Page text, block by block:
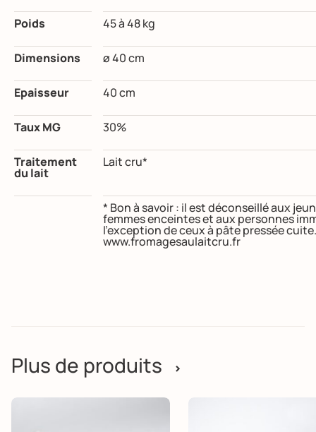
Poids 45 à 48 kg
Dimensions ø 40 cm
Epaisseur 40 cm
Taux MG 30%
Traitement
du lait
Lait cru*
* Bon à savoir : il est déconseillé aux
femmes enceintes et aux personnes
l’exception de ceux à pâte pressée
www.fromagesaulaitcru.fr
Plus de produits >